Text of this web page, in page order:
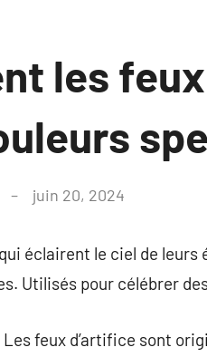
les
juin 20, 2024
éclairent le ciel de
Utilisés pour célébrer
feux d’artifice sont